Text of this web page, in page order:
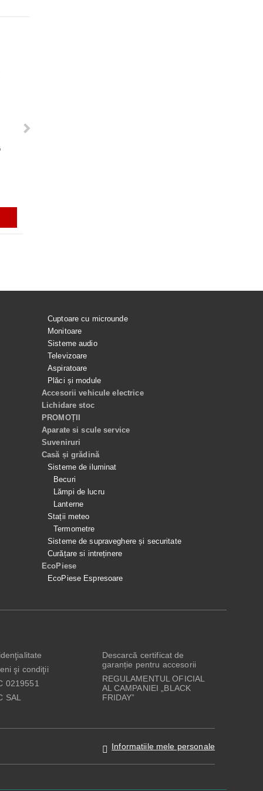
CP0446/01
Cuptoare cu microunde
Monitoare
Sisteme audio
Televizoare
Aspiratoare
Plăci și module
Accesorii vehicule electrice
Lichidare stoc
PROMOȚII
Aparate si scule service
Suveniruri
Casă și grădină
Sisteme de iluminat
Becuri
Lămpi de lucru
Lanterne
Stații meteo
Termometre
Sisteme de supraveghere și securitate
Curățare si intreținere
EcoPiese
EcoPiese Espresoare
şi condiţii
0219551
SAL
Descarcă certificat de
garanție pentru accesorii
REGULAMENTUL OFICIAL
AL CAMPANIEI „BLACK
FRIDAY”
Informatiile mele personale